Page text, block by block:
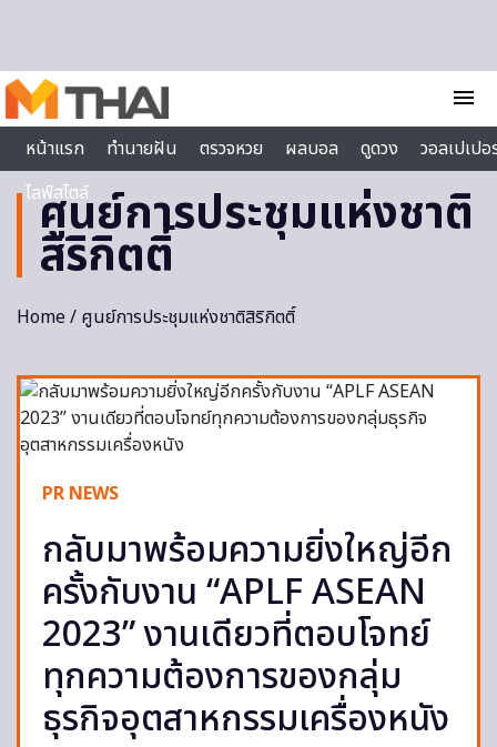
menu
หน้าแรก
ทำนายฝัน ตรวจหวย ผลบอล ดูดวง
วอลเปเป
ไลฟ์สไตล์
ศูนย์การประชุมแห่งชาติ
สิริกิตติ์
Home/ ศูนย์การประชุมแห่งชาติสิริกิตติ์
PR NEWS
กลับมาพร้อมความยิ่งใหญ่อีก
ครั้งกับงาน “APLF ASEAN
2023” งานเดียวที่ตอบโจทย์
ทุกความต้องการของกลุ่ม
ธุรกิจอุตสาหกรรมเครื่องหนัง